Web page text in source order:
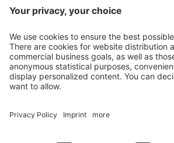
ALLE BETRIEBE IM
© 2026 Fontis - luxury spa lodge
. Datenschutzerklärung . Cookie